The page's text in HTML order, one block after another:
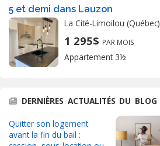
5 et demi dans Lauzon
La Cité-Limoilou (Québec)
1 295$ PAR MOIS
Appartement 3½
DERNIÈRES ACTUALITÉS DU BLOG
Quitter son logement
avant la fin du bail :